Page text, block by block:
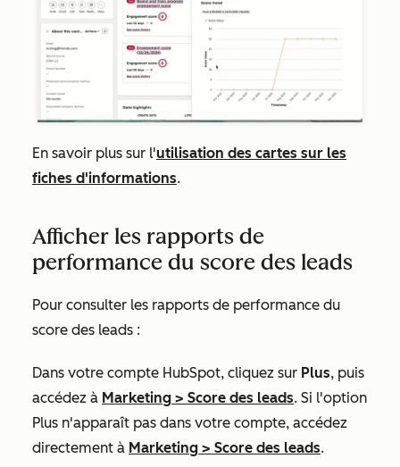
En savoir plus sur l'utilisation des cartes sur les
fiches d'informations.
Afficher les rapports de
performance du score des leads
Pour consulter les rapports de performance du
score des leads :
Dans votre compte HubSpot, cliquez sur Plus, puis
accédez à Marketing > Score des leads. Si l'option
Plus n'apparaît pas dans votre compte, accédez
directement à Marketing > Score des leads.